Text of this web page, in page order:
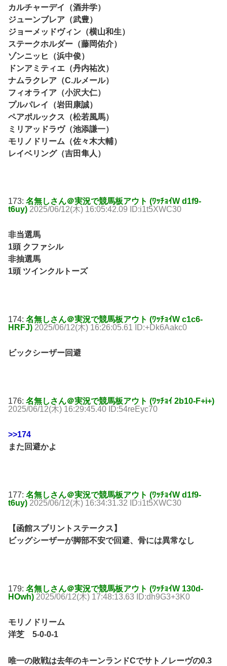
カルチャーデイ（酒井学）
ジューンブレア（武豊）
ジョーメッドヴィン（横山和生）
ステークホルダー（藤岡佑介）
ゾンニッヒ（浜中俊）
ドンアミティエ（丹内祐次）
ナムラクレア（C.ルメール）
フィオライア（小沢大仁）
プルパレイ（岩田康誠）
ペアポルックス（松若風馬）
ミリアッドラヴ（池添謙一）
モリノドリーム（佐々木大輔）
レイベリング（吉田隼人）
173: 名無しさん＠実況で競馬板アウト (ﾜｯﾁｮｲW d1f9-
t6uy) 2025/06/12(木) 16:05:42.09 ID:i1t5XWC30
非当選馬
1頭 クファシル
非抽選馬
1頭 ツインクルトーズ
174: 名無しさん＠実況で競馬板アウト (ﾜｯﾁｮｲW c1c6-
HRFJ) 2025/06/12(木) 16:26:05.61 ID:+Dk6Aakc0
ビックシーザー回避
176: 名無しさん＠実況で競馬板アウト (ﾜｯﾁｮｲ 2b10-F+i+)
2025/06/12(木) 16:29:45.40 ID:54reEyc70
>>174
また回避かよ
177: 名無しさん＠実況で競馬板アウト (ﾜｯﾁｮｲW d1f9-
t6uy) 2025/06/12(木) 16:34:31.32 ID:i1t5XWC30
【函館スプリントステークス】
ビッグシーザーが脚部不安で回避、骨には異常なし
179: 名無しさん＠実況で競馬板アウト (ﾜｯﾁｮｲW 130d-
HOwh) 2025/06/12(木) 17:48:13.63 ID:dh9G3+3K0
モリノドリーム
洋芝 5-0-0-1
唯一の敗戦は去年のキーンランドCでサトノレーヴの0.3